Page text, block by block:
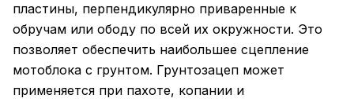
пластины, перпендикулярно приваренные к
обручам или ободу по всей их окружности. Это
позволяет обеспечить наибольшее сцепление
мотоблока с грунтом. Грунтозацеп может
применяется при пахоте, копании и